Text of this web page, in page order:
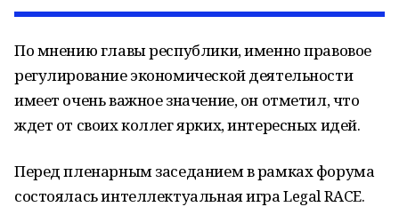
По мнению главы республики, именно правовое
регулирование экономической деятельности
имеет очень важное значение, он отметил, что
ждет от своих коллег ярких, интересных идей.
Перед пленарным заседанием в рамках форума
состоялась интеллектуальная игра Legal RACE.